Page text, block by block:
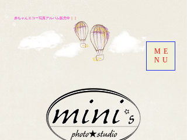
赤ちゃんエコー写真アルバム販売中
ME
NU